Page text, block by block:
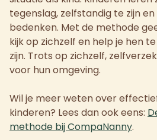
tegenslag, zelfstandig te zijn
bedenken. Met de methode
kijk op zichzelf en help je hen
zijn. Trots op zichzelf,
voor hun omgeving.
Wil je meer weten over
kinderen? Lees dan ook eens:
methode bij CompaNanny.